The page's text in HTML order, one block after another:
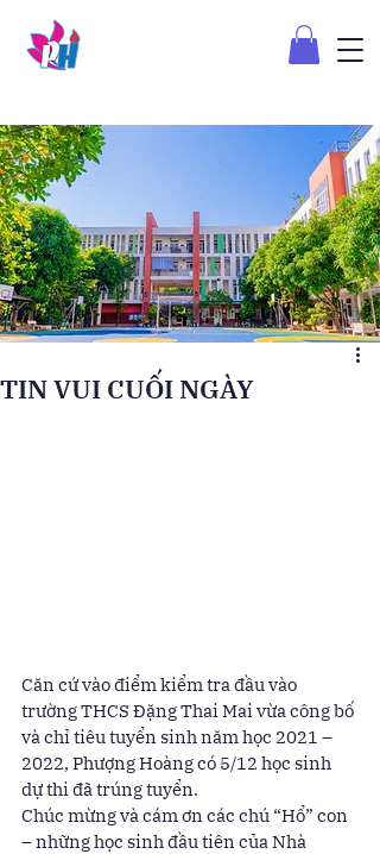
TIN VUI CUỐI NGÀY️
Căn cứ vào điểm kiểm tra đầu vào
trường THCS Đặng Thai Mai vừa công bố
và chỉ tiêu tuyển sinh năm học 2021 –
2022, Phượng Hoàng có 5/12 học sinh
dự thi đã trúng tuyển.
Chúc mừng và cám ơn các chú “Hổ” con
– những học sinh đầu tiên của Nhà